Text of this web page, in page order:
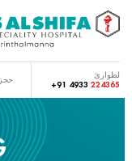
لطوارئ
+91 4933224365
حجز